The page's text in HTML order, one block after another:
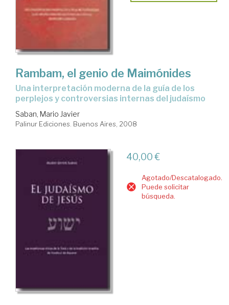
Rambam, el genio de Maimónides
una interpretación moderna de la guía de los
perplejos y controversias internas del judaísmo
Saban, Mario Javier
Palinur Ediciones. Buenos Aires, 2008
40,00 €
Agotado/Descatalogado.
Puede solicitar
búsqueda.